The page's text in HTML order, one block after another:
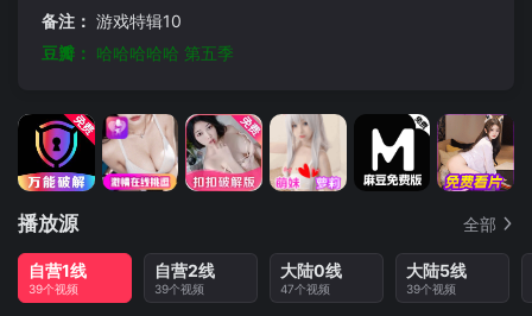
备注： 游戏特辑10
豆瓣： 哈哈哈哈哈 第五季
播放源 全部
自营1线
39个视频
自营2线
39个视频
大陆0线
47个视频
大陆5线
39个视频